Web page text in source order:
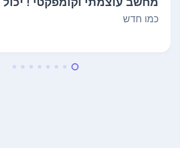
שב ל...
כמו חדש